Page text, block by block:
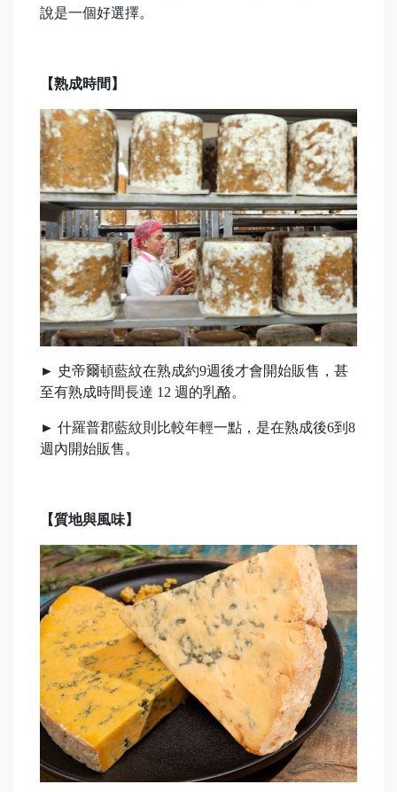
說是一個好選擇。
【熟成時間】
► 史帝爾頓藍紋在熟成約9週後才會開始販售，甚
至有熟成時間長達 12 週的乳酪。
► 什羅普郡藍紋則比較年輕一點，是在熟成後6到8
週內開始販售。
【質地與風味】